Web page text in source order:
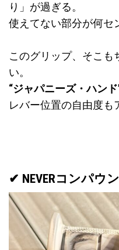
り」が過ぎる。
使えてない部分が何セ
このグリップ、そこも
い。
“ジャパニーズ・ハン
レバー位置の自由度も
✔ NEVERコンパウ